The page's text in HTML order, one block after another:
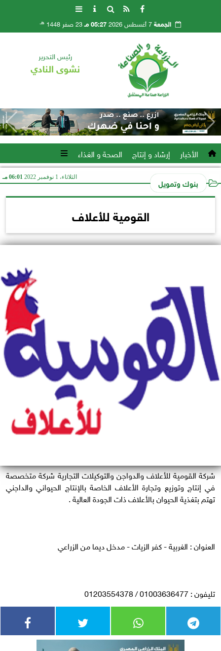
الجمعة 05:27 مـ 23 صفر 1448 هـ
رئيس التحرير
نشوى النادي
الأخبار إرشاد و إنتاج الصحة و الغذاء
بنوك وتمويل الثلاثاء، 1 نوفمبر 2022 06:01 مـ
القومية للأعلاف
شركة القومية للأعلاف والدواجن والتوكيلات التجارية شركة متخصصة
في إنتاج وتوزيع وتجارة الأعلاف الخاصة بالإنتاج الحيواني والداجني
تهتم بتغذية الحيوان بالأعلاف ذات الجودة العالية .
العنوان : الغربية - كفر الزيات - مدخل ديما من الزراعي
تليفون : 01003636477 / 01203554378